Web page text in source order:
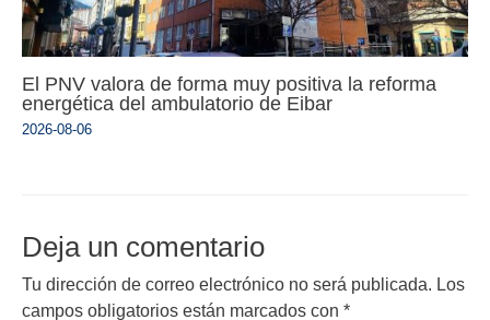
El PNV valora de forma muy positiva la reforma
energética del ambulatorio de Eibar
2026-08-06
Deja un comentario
Tu dirección de correo electrónico no será publicada. Los
campos obligatorios están marcados con *